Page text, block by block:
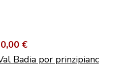
€
Badia por prinzipianc